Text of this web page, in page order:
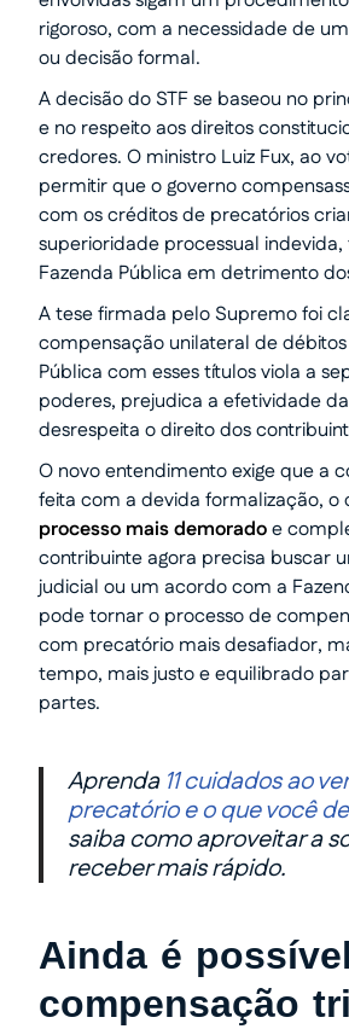
rigoroso, com a necessidade de
ou decisão formal.
A decisão do STF se baseou no
e no respeito aos direitos
credores. O ministro Luiz Fux, ao
permitir que o governo
com os créditos de precatórios
superioridade processual
Fazenda Pública em detrimento
A tese firmada pelo Supremo foi
compensação unilateral de
Pública com esses títulos viola a
poderes, prejudica a efetividade
desrespeita o direito dos
O novo entendimento exige que a
feita com a devida formalização, o
processo mais demoradoe
contribuinte agora precisa buscar
judicial ou um acordo com a
pode tornar o processo de
com precatório mais desafiador,
tempo, mais justo e equilibrado
partes.
Aprenda 11 cuidados ao
precatório e o que você
saiba como aproveitar a
receber mais rápido.
Ainda é possível
compensação